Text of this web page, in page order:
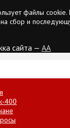
файлы
на сбор и
сайта — AA
400